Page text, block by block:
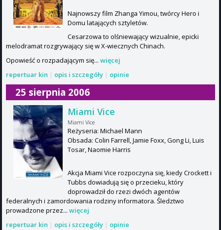
Najnowszy film Zhanga Yimou, twórcy Hero i
Domu latających sztyletów.
Cesarzowa to olśniewający wizualnie, epicki
melodramat rozgrywający się w X-wiecznych Chinach.
Opowieść o rozpadającym się... więcej
repertuar kin | opis i szczegóły | opinie
25 sierpnia 2006
Miami Vice
Miami Vice
Reżyseria: Michael Mann
Obsada: Colin Farrell, Jamie Foxx, Gong Li, Luis
Tosar, Naomie Harris
Akcja Miami Vice rozpoczyna się, kiedy Crockett i
Tubbs dowiadują się o przecieku, który
doprowadził do rzezi dwóch agentów
federalnych i zamordowania rodziny informatora. Śledztwo
prowadzone przez... więcej
repertuar kin | opis i szczegóły | opinie